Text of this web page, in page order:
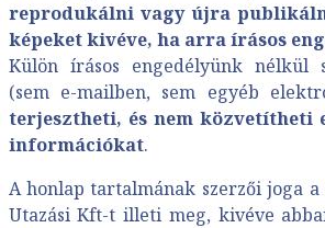
reprodukálni vagy újra
képeket kivéve, ha arra írásos
Külön írásos engedélyünk nélkül
(sem e-mailben, sem egyéb
terjesztheti, és nem közvetítheti
információkat.
A honlap tartalmának szerzői joga
Utazási Kft-t illeti meg, kivéve